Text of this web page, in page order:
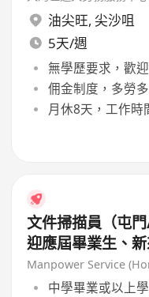
油尖旺, 尖沙咀
5天/週
無學歷要求，歡
佣金制度，多勞
月休8天，工作時
文件掃描員（屯
迎應屆畢業生、
婦）
Manpower Service
中學畢業或以上